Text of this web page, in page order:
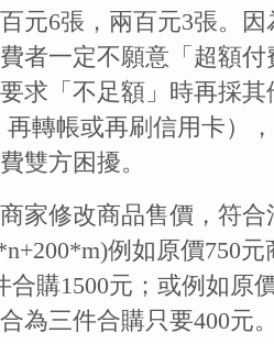
元6張，兩百元3張。因
者一定不願意「超額付
求「不足額」時再採其
轉帳或再刷信用卡）
雙方困擾。
家修改商品售價，符合
例如原價750
合購1500元；或例如原
為三件合購只要400元